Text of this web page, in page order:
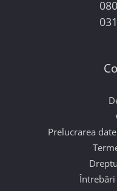
Prelucrarea
Întrebări